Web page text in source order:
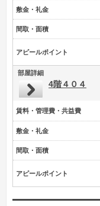
敷金・礼金
間取・面積
アピールポイント
部屋詳細
4階４０４
賃料・管理費・共益費
敷金・礼金
間取・面積
アピールポイント